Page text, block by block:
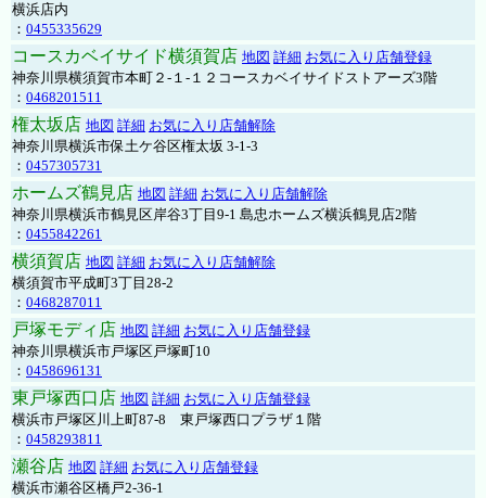
横浜店内
： 0455335629
コースカベイサイド横須賀店 地図 詳細 お気に入り店舗登録
神奈川県横須賀市本町２-１-１２コースカベイサイドストアーズ3階
： 0468201511
権太坂店 地図 詳細 お気に入り店舗解除
神奈川県横浜市保土ケ谷区権太坂 3-1-3
： 0457305731
ホームズ鶴見店 地図 詳細 お気に入り店舗解除
神奈川県横浜市鶴見区岸谷3丁目9-1 島忠ホームズ横浜鶴見店2階
： 0455842261
横須賀店 地図 詳細 お気に入り店舗解除
横須賀市平成町3丁目28-2
： 0468287011
戸塚モディ店 地図 詳細 お気に入り店舗登録
神奈川県横浜市戸塚区戸塚町10
： 0458696131
東戸塚西口店 地図 詳細 お気に入り店舗登録
横浜市戸塚区川上町87-8 東戸塚西口プラザ１階
： 0458293811
瀬谷店 地図 詳細 お気に入り店舗登録
横浜市瀬谷区橋戸2-36-1